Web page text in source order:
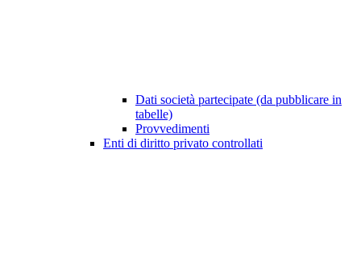
Dati società partecipate (da pubblicare in
tabelle)
Provvedimenti
Enti di diritto privato controllati